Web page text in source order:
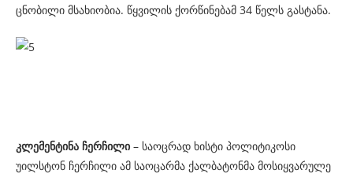
ცნობილი მსახიობია. წყვილის ქორწინებამ 34 წელს გასტანა.
კლემენტინა ჩერჩილი – საოცრად ხისტი პოლიტიკოსი
უილსტონ ჩერჩილი ამ საოცარმა ქალბატონმა მოსიყვარულე